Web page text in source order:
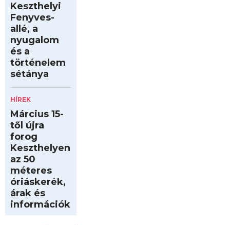
Keszthelyi
Fenyves-
allé, a
nyugalom
és a
történelem
sétánya
HÍREK
Március 15-
től újra
forog
Keszthelyen
az 50
méteres
óriáskerék,
árak és
információk